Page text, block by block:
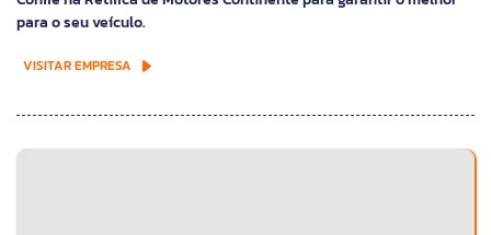
para o seu veículo.
VISITAR EMPRESA